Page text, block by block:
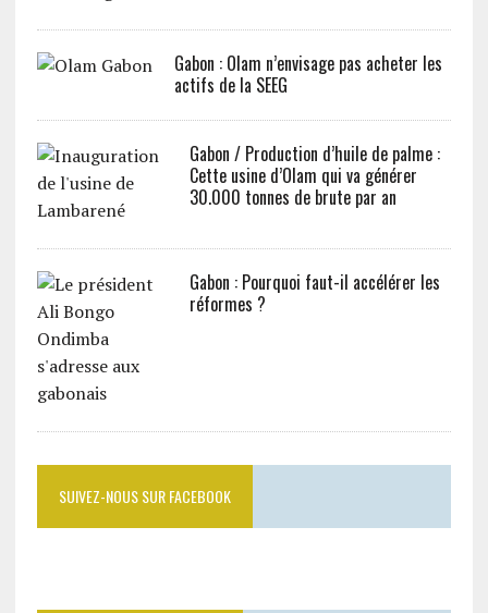
Gabon : Olam n’envisage pas acheter les
actifs de la SEEG
Gabon / Production d’huile de palme :
Cette usine d’Olam qui va générer
30.000 tonnes de brute par an
Gabon : Pourquoi faut-il accélérer les
réformes ?
SUIVEZ-NOUS SUR FACEBOOK